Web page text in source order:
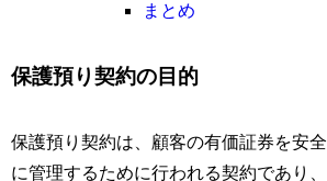
まとめ
保護預り契約の目的
保護預り契約は、顧客の有価証券を安全
に管理するために行われる契約であり、